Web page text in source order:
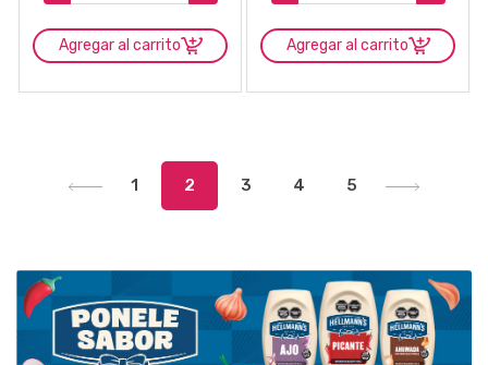
Agregar al carrito Agregar al carrito
1 2 3 4 5